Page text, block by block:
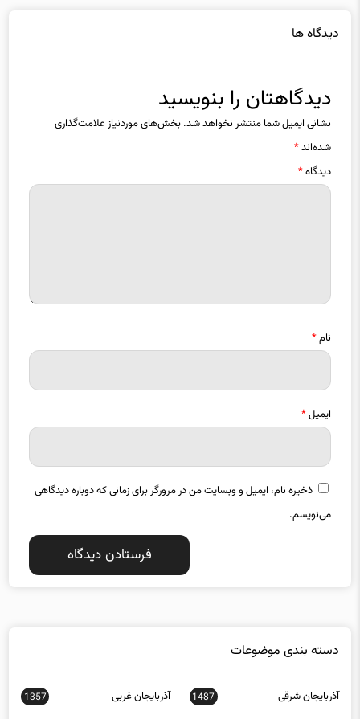
دیدگاه ها
دیدگاهتان را بنویسید
نشانی ایمیل شما منتشر نخواهد شد. بخش‌های موردنیاز علامت‌گذاری
شده‌اند*
دیدگاه*
نام*
ایمیل*
ذخیره نام، ایمیل و وبسایت من در مرورگر برای زمانی که دوباره دیدگاهی
می‌نویسم.
دسته بندی موضوعات
آذربایجان شرقی 1487 آذربایجان غربی 1357